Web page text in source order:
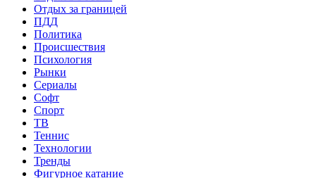
Отдых за границей
ПДД
Политика
Происшествия
Психология
Рынки
Сериалы
Софт
Спорт
ТВ
Теннис
Технологии
Тренды
Фигурное катание